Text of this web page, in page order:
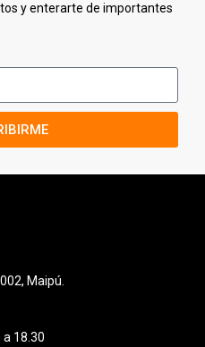
y enterarte de importantes
Maipú.
a 18.30